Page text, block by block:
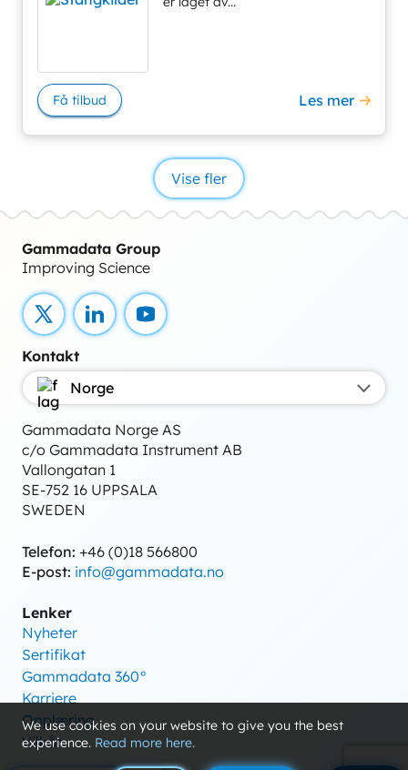
Få tilbud Les mer
Vise fler
We use cookies on your website to give you the best
experience. Read more here.
Gammadata Group
Improving Science
X LinkedInYouTube
Kontakt
Norge
Gammadata Norge AS
c/o Gammadata Instrument AB
Vallongatan 1
SE-752 16 UPPSALA
SWEDEN
Telefon: +46 (0)18 566800
E-post: info@gammadata.no
Lenker
Nyheter
Sertifikat
Gammadata 360°
Karriere
Opplæring
Vilkår